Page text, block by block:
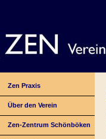
Zen Praxis
Über den Verein
Zen-Zentrum Schönböken